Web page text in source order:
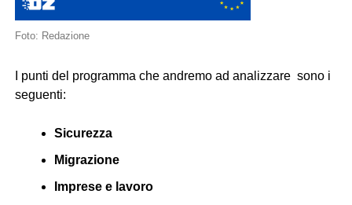
Foto: Redazione
I punti del programma che andremo ad analizzare sono i
seguenti:
Sicurezza
Migrazione
Imprese e lavoro